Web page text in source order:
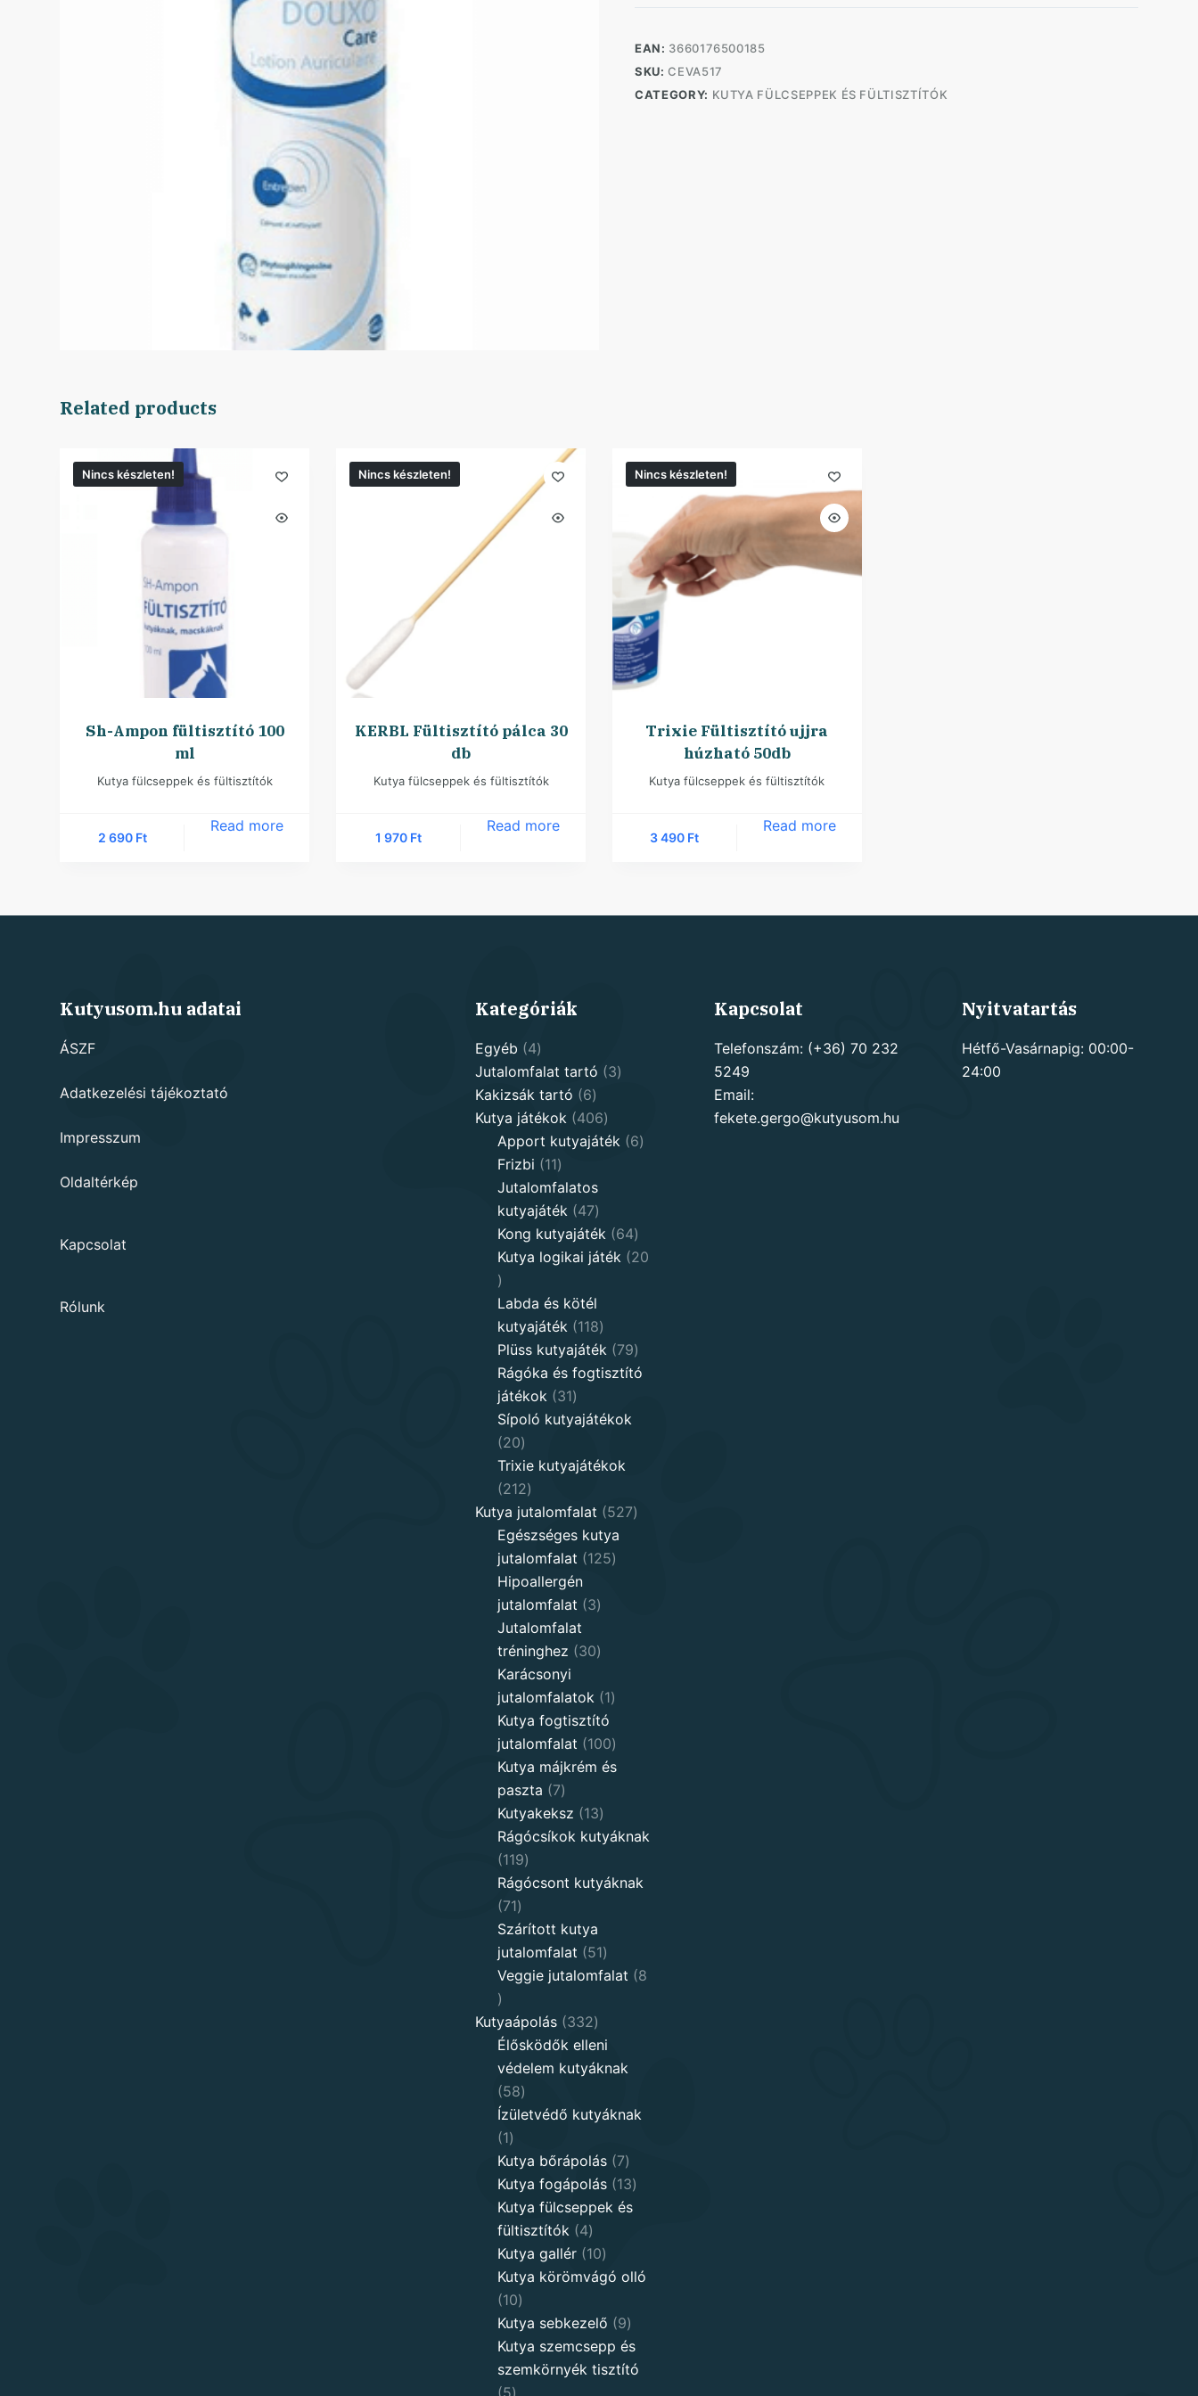
ml
quantity
EAN: 3660176500185
SKU:CEVA517
CATEGORY: KUTYA FÜLCSEPPEK ÉS FÜLTISZTÍTÓK
Related products
Nincs készleten!
Sh-Ampon fültisztító 100
ml
Kutya fülcseppek és fültisztítók
2 690 Ft
Read more
Nincs készleten!
KERBL Fültisztító pálca 30
db
Kutya fülcseppek és fültisztítók
1 970 Ft
Read more
Nincs készleten!
Trixie Fültisztító ujjra
húzható 50db
Kutya fülcseppek és fültisztítók
3 490 Ft
Read more
Kutyusom.hu adatai
ÁSZF
Adatkezelési tájékoztató
Impresszum
Oldaltérkép
Kapcsolat
Rólunk
Kategóriák
Egyéb 44
products
Jutalomfalat tartó 33
Kakizsák tartó 66
products
Kutya játékok 406406
products
Apport kutyajáték 66
Frizbi 1111
products
Jutalomfalatos
kutyajáték
4747
products
Kong kutyajáték 6464
products
Kutya logikai játék
20
20
products
Labda és kötél
kutyajáték
118118
products
Plüss kutyajáték 7979
products
Rágóka és fogtisztító
játékok
3131
products
Sípoló kutyajátékok
2020
products
Trixie kutyajátékok
212212
products
Kutya jutalomfalat 527527
Egészséges kutya
jutalomfalat
125125
Hipoallergén
jutalomfalat
33
Jutalomfalat
tréninghez
3030
Karácsonyi
jutalomfalatok
11
Kutya fogtisztító
jutalomfalat
100100
products
Kutya májkrém és
paszta
77
products
Kutyakeksz 1313
products
Rágócsíkok kutyáknak
119119
products
Rágócsont kutyáknak
7171
products
Szárított kutya
jutalomfalat
5151
products
Veggie jutalomfalat
8
8
products
Kutyaápolás 332332
products
Élősködők elleni
védelem kutyáknak
5858
products
Ízületvédő kutyáknak
11
product
Kutya bőrápolás 77
products
Kutya fogápolás 1313
products
Kutya fülcseppek és
fültisztítók
44
products
Kutya gallér 1010
products
Kutya körömvágó olló
1010
products
Kutya sebkezelő 99
products
Kutya szemcsepp és
szemkörnyék tisztító
55
Kapcsolat
Telefonszám: (+36) 70 232
5249
Email:
fekete.gergo@kutyusom.hu
Nyitvatartás
Hétfő-Vasárnapig: 00:00-
24:00